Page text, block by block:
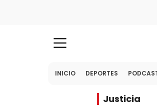
INICIO DEPORTES
Justicia